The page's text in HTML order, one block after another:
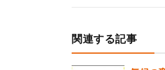
関連する記事